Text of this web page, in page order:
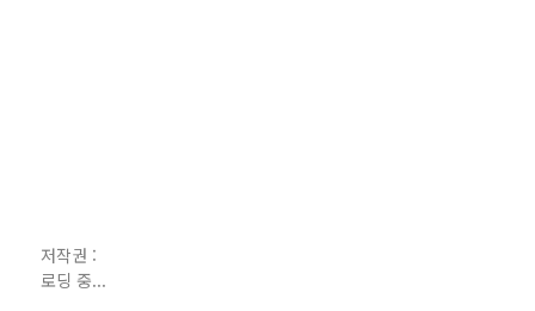
저작권 :
로딩 중...